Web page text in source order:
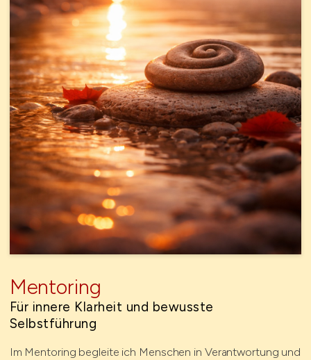
Mentoring
Für innere Klarheit und bewusste
Selbstführung
Im Mentoring begleite ich Menschen in Verantwortung und